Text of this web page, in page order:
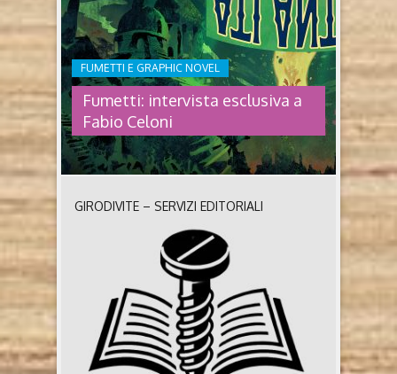
FUMETTI E GRAPHIC NOVEL
Fumetti: intervista esclusiva a
Fabio Celoni
FUMETTI: INTERVISTA ESCLUSIVA
A FABIO CELONI
Paperone in Atlantide sceneggiatura e illustrazioni
di Fabio Celoni Sono convinto che i fumetti non
debbano solo far ridere. Per questo nelle mie storie
trovate lacrime, rabbia, odio, dolore e finali non
sempre lieti. Osamu Tezuka Fabio Celoni è
disegnatore e sceneggiatore di fumetti, illustratore,
pittore e scrittore. Dal 1989 pubblica con oltre
GIRODIVITE – SERVIZI EDITORIALI